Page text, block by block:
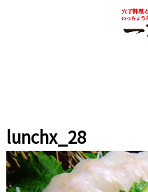
lunchx_28